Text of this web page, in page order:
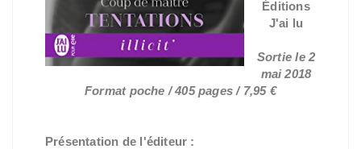
Éditions
J'ai lu
Sortie le 2
mai 2018
Format poche / 405 pages / 7,95 €
Présentation de l'éditeur :